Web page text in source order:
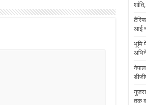
आई
भूमि
तक